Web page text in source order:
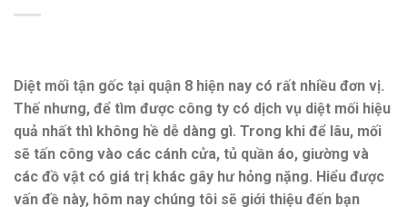
Diệt mối tận gốc tại quận 8 hiện nay có rất nhiều đơn vị.
Thế nhưng, để tìm được công ty có dịch vụ diệt mối hiệu
quả nhất thì không hề dễ dàng gì. Trong khi để lâu, mối
sẽ tấn công vào các cánh cửa, tủ quần áo, giường và
các đồ vật có giá trị khác gây hư hỏng nặng. Hiểu được
vấn đề này, hôm nay chúng tôi sẽ giới thiệu đến bạn